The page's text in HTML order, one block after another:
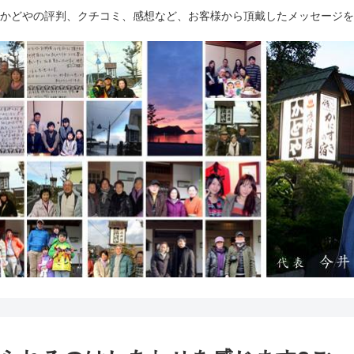
どやの評判、クチコミ、感想など、お客様から頂戴したメッセージ